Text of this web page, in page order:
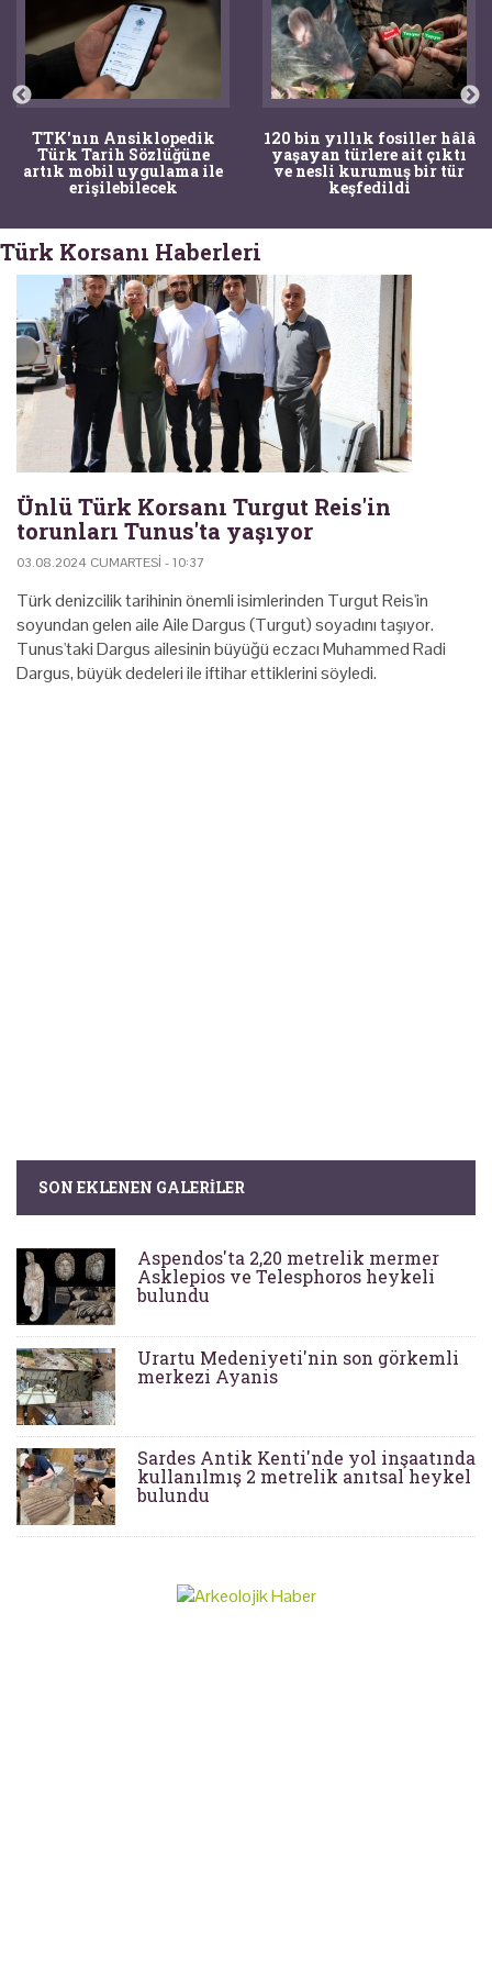
TTK'nın Ansiklopedik
Türk Tarih Sözlüğüne
artık mobil uygulama ile
erişilebilecek
120 bin yıllık fosiller hâlâ
yaşayan türlere ait çıktı
ve nesli kurumuş bir tür
keşfedildi
Türk Korsanı Haberleri
Ünlü Türk Korsanı Turgut Reis'in
torunları Tunus'ta yaşıyor
03.08.2024 CUMARTESI - 10:37
Türk denizcilik tarihinin önemli isimlerinden Turgut Reis'in
soyundan gelen aile Aile Dargus (Turgut) soyadını taşıyor.
Tunus'taki Dargus ailesinin büyüğü eczacı Muhammed Radi
Dargus, büyük dedeleri ile iftihar ettiklerini söyledi.
SON EKLENEN GALERILER
Aspendos'ta 2,20 metrelik mermer
Asklepios ve Telesphoros heykeli
bulundu
Urartu Medeniyeti'nin son görkemli
merkezi Ayanis
Sardes Antik Kenti'nde yol inşaatında
kullanılmış 2 metrelik anıtsal heykel
bulundu